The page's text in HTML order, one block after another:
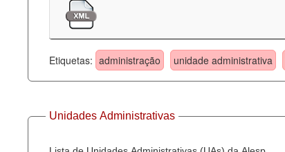
Etiquetas: administração unidade administrativa
Unidades Administrativas